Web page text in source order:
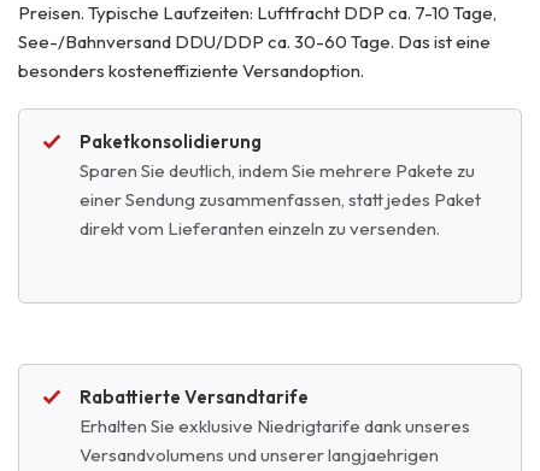
Preisen. Typische Laufzeiten: Luftfracht DDP ca. 7-10 Tage,
See-/Bahnversand DDU/DDP ca. 30-60 Tage. Das ist eine
besonders kosteneffiziente Versandoption.
Paketkonsolidierung
Sparen Sie deutlich, indem Sie mehrere Pakete zu
einer Sendung zusammenfassen, statt jedes Paket
direkt vom Lieferanten einzeln zu versenden.
Rabattierte Versandtarife
Erhalten Sie exklusive Niedrigtarife dank unseres
Versandvolumens und unserer langjaehrigen